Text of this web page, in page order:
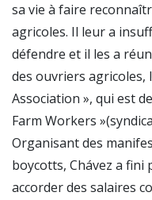
sa vie à faire
agricoles. Il leur a
défendre et il les a
des ouvriers agricoles,
Association », qui est
Farm Workers
Organisant des
boycotts, Chávez a
accorder des salaires